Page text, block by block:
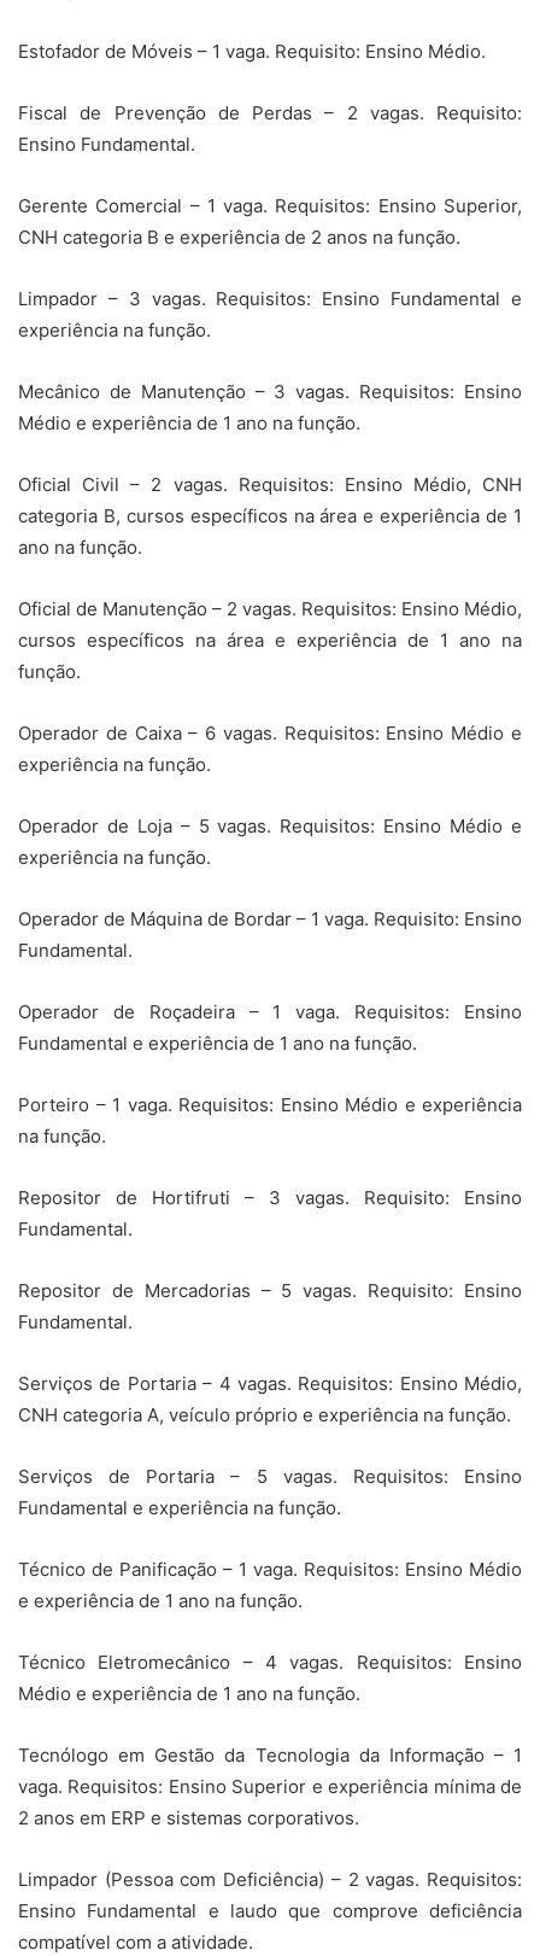
Estofador de Móveis – 1 vaga. Requisito: Ensino Médio.
Fiscal de Prevenção de Perdas – 2 vagas. Requisito:
Ensino Fundamental.
Gerente Comercial – 1 vaga. Requisitos: Ensino Superior,
CNH categoria B e experiência de 2 anos na função.
Limpador – 3 vagas. Requisitos: Ensino Fundamental e
experiência na função.
Mecânico de Manutenção – 3 vagas. Requisitos: Ensino
Médio e experiência de 1 ano na função.
Oficial Civil – 2 vagas. Requisitos: Ensino Médio, CNH
categoria B, cursos específicos na área e experiência de 1
ano na função.
Oficial de Manutenção – 2 vagas. Requisitos: Ensino Médio,
cursos específicos na área e experiência de 1 ano na
função.
Operador de Caixa – 6 vagas. Requisitos: Ensino Médio e
experiência na função.
Operador de Loja – 5 vagas. Requisitos: Ensino Médio e
experiência na função.
Operador de Máquina de Bordar – 1 vaga. Requisito: Ensino
Fundamental.
Operador de Roçadeira – 1 vaga. Requisitos: Ensino
Fundamental e experiência de 1 ano na função.
Porteiro – 1 vaga. Requisitos: Ensino Médio e experiência
na função.
Repositor de Hortifruti – 3 vagas. Requisito: Ensino
Fundamental.
Repositor de Mercadorias – 5 vagas. Requisito: Ensino
Fundamental.
Serviços de Portaria – 4 vagas. Requisitos: Ensino Médio,
CNH categoria A, veículo próprio e experiência na função.
Serviços de Portaria – 5 vagas. Requisitos: Ensino
Fundamental e experiência na função.
Técnico de Panificação – 1 vaga. Requisitos: Ensino Médio
e experiência de 1 ano na função.
Técnico Eletromecânico – 4 vagas. Requisitos: Ensino
Médio e experiência de 1 ano na função.
Tecnólogo em Gestão da Tecnologia da Informação – 1
vaga. Requisitos: Ensino Superior e experiência mínima de
2 anos em ERP e sistemas corporativos.
Limpador (Pessoa com Deficiência) – 2 vagas. Requisitos:
Ensino Fundamental e laudo que comprove deficiência
compatível com a atividade.